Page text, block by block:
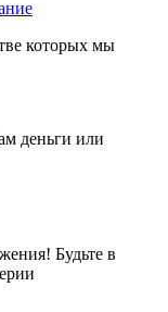
которых мы
деньги или
Будьте в